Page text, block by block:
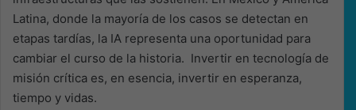
Latina, donde la mayoría de los casos se detectan en
etapas tardías, la IA representa una oportunidad para
cambiar el curso de la historia. Invertir en tecnología de
misión crítica es, en esencia, invertir en esperanza,
tiempo y vidas.